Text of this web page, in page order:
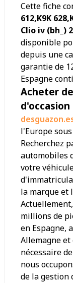
Cette fiche
612,K9K
Clio iv (bh_)
disponible
depuis une
garantie de
Espagne
Acheter
d'occasion
l'Europe
Recherchez
automobiles
votre
la marque et
millions de
en Espagne,
Allemagne
nécessaire
nous
de la gestion